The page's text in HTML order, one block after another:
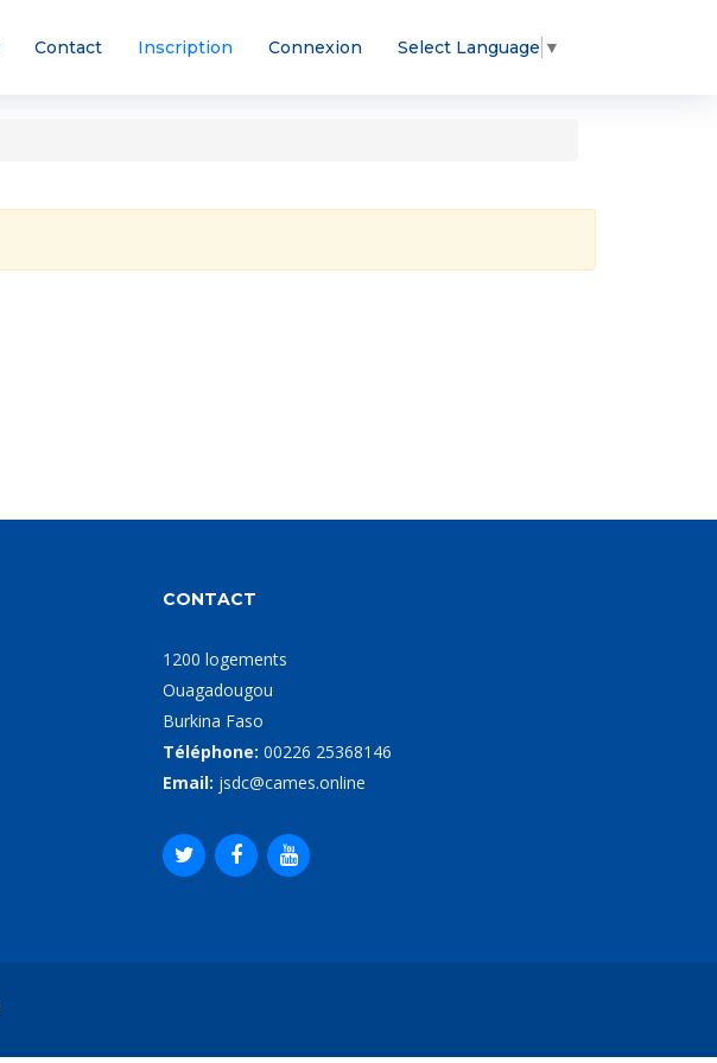
Contact Inscription Connexion Select Language ▼
CONTACT
1200 logements
Ouagadougou
Burkina Faso
Téléphone: 00226 25368146
Email: jsdc@cames.online